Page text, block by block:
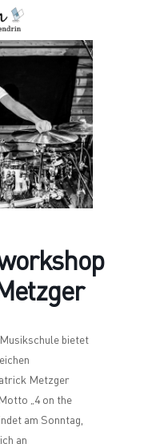
bietet
Metzger
„4 on the
am Sonntag,
an